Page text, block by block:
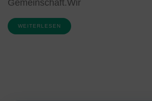
Gemeinschaft.Wir
WEITERLESEN